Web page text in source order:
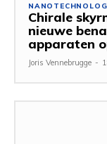
Chirale
nieuwe
apparaten
Joris Vennebrugge -